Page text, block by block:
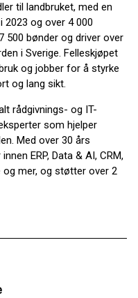
til landbruket, med en
2023 og over 4 000
500 bønder og driver over
i Sverige. Felleskjøpet
og jobber for å styrke
og lang sikt.
rådgivnings- og IT-
som hjelper
Med over 30 års
ERP, Data & AI, CRM,
og mer, og støtter over 2